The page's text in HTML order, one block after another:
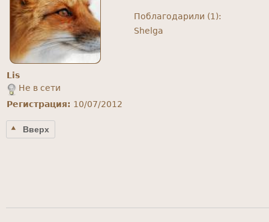
Lis
Не в сети
Регистрация: 10/07/2012
Поблагодарили (1):
Shelga
Вверх